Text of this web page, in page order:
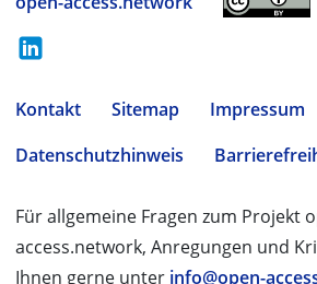
Kontakt Sitemap
Impressum
Datenschutzhinweis
Für allgemeine Fragen zum Projekt
access.network, Anregungen und
Ihnen gerne unter info@open-